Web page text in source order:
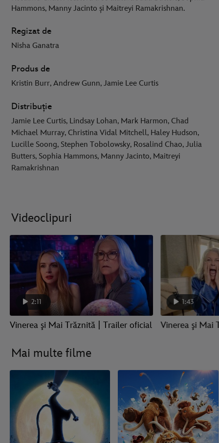
Hammons, Manny Jacinto și Maitreyi Ramakrishnan.
Regizat de
Nisha Ganatra
Produs de
Kristin Burr, Andrew Gunn, Jamie Lee Curtis
Distribuție
Jamie Lee Curtis, Lindsay Lohan, Mark Harmon, Chad
Michael Murray, Christina Vidal Mitchell, Haley Hudson,
Lucille Soong, Stephen Tobolowsky, Rosalind Chao, Julia
Butters, Sophia Hammons, Manny Jacinto, Maitreyi
Ramakrishnan
Videoclipuri
2:11
Vinerea şi Mai Trăznită | Trailer oficial
1:43
Vinerea şi Mai
Mai multe filme